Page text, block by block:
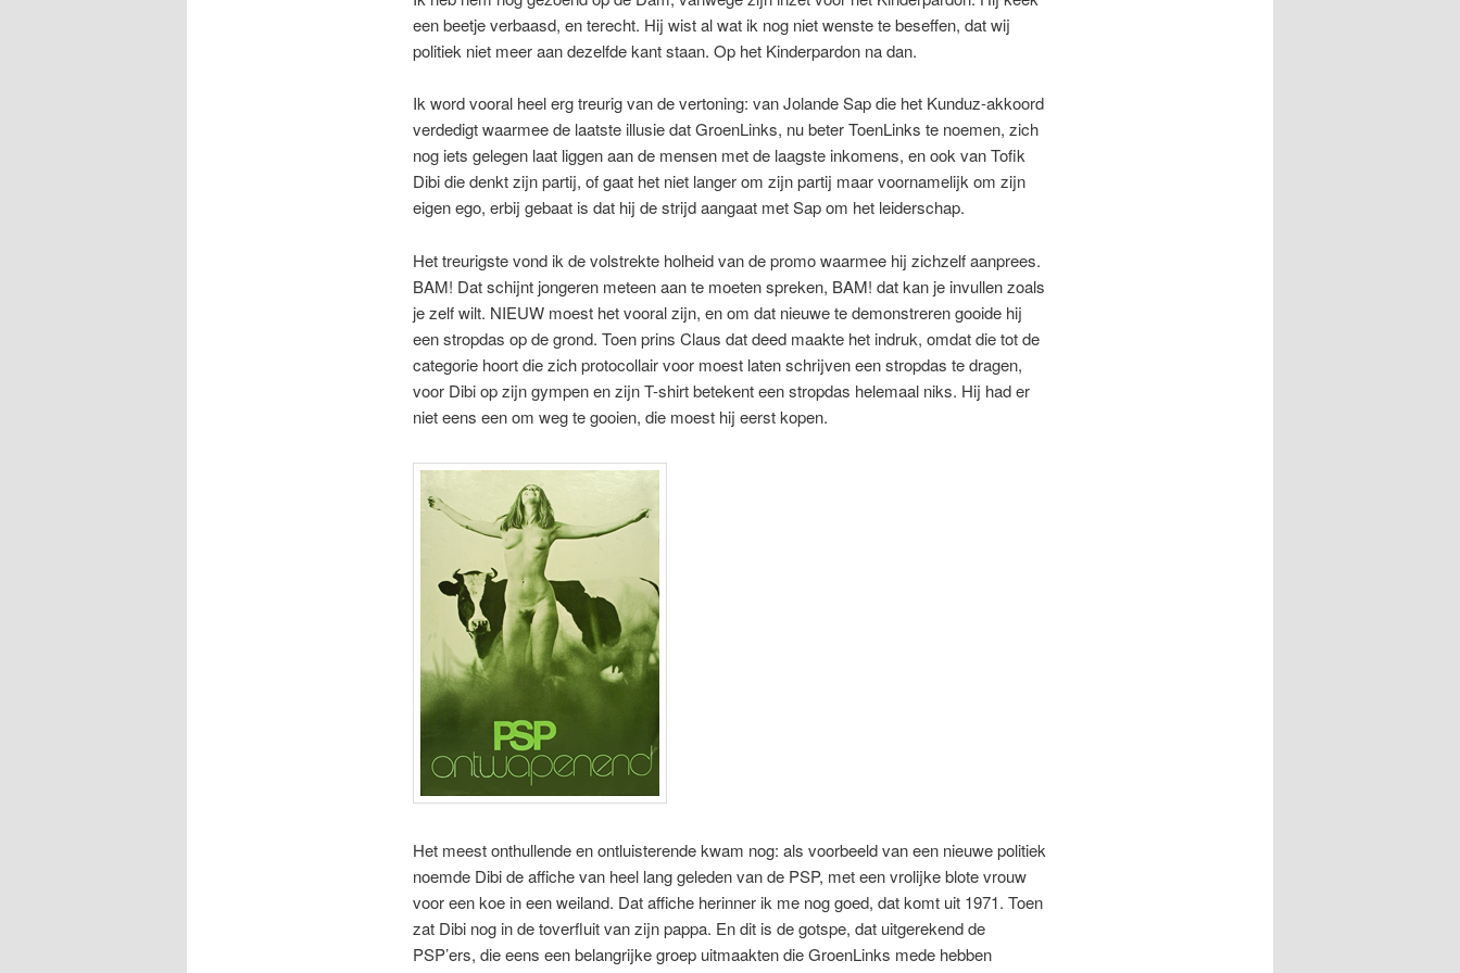
een beetje verbaasd, en terecht. Hij wist al wat ik nog niet wenste te beseffen, dat wij
politiek niet meer aan dezelfde kant staan. Op het Kinderpardon na dan.
Ik word vooral heel erg treurig van de vertoning: van Jolande Sap die het Kunduz-akkoord
verdedigt waarmee de laatste illusie dat GroenLinks, nu beter ToenLinks te noemen, zich
nog iets gelegen laat liggen aan de mensen met de laagste inkomens, en ook van Tofik
Dibi die denkt zijn partij, of gaat het niet langer om zijn partij maar voornamelijk om zijn
eigen ego, erbij gebaat is dat hij de strijd aangaat met Sap om het leiderschap.
Het treurigste vond ik de volstrekte holheid van de promo waarmee hij zichzelf aanprees.
BAM! Dat schijnt jongeren meteen aan te moeten spreken, BAM! dat kan je invullen zoals
je zelf wilt. NIEUW moest het vooral zijn, en om dat nieuwe te demonstreren gooide hij
een stropdas op de grond. Toen prins Claus dat deed maakte het indruk, omdat die tot de
categorie hoort die zich protocollair voor moest laten schrijven een stropdas te dragen,
voor Dibi op zijn gympen en zijn T-shirt betekent een stropdas helemaal niks. Hij had er
niet eens een om weg te gooien, die moest hij eerst kopen.
Het meest onthullende en ontluisterende kwam nog: als voorbeeld van een nieuwe politiek
noemde Dibi de affiche van heel lang geleden van de PSP, met een vrolijke blote vrouw
voor een koe in een weiland. Dat affiche herinner ik me nog goed, dat komt uit 1971. Toen
zat Dibi nog in de toverfluit van zijn pappa. En dit is de gotspe, dat uitgerekend de
PSP’ers, die eens een belangrijke groep uitmaakten die GroenLinks mede hebben